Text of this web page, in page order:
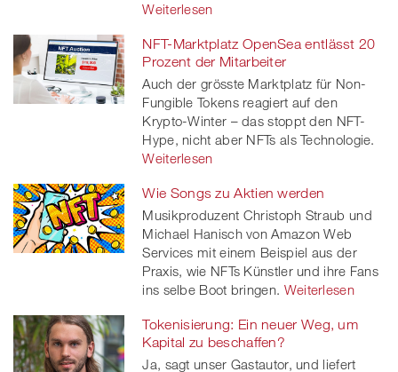
Weiterlesen
NFT-Marktplatz OpenSea entlässt 20
Prozent der Mitarbeiter
Auch der grösste Marktplatz für Non-
Fungible Tokens reagiert auf den
Krypto-Winter – das stoppt den NFT-
Hype, nicht aber NFTs als Technologie.
Weiterlesen
Wie Songs zu Aktien werden
Musikproduzent Christoph Straub und
Michael Hanisch von Amazon Web
Services mit einem Beispiel aus der
Praxis, wie NFTs Künstler und ihre Fans
ins selbe Boot bringen. Weiterlesen
Tokenisierung: Ein neuer Weg, um
Kapital zu beschaffen?
Ja, sagt unser Gastautor, und liefert